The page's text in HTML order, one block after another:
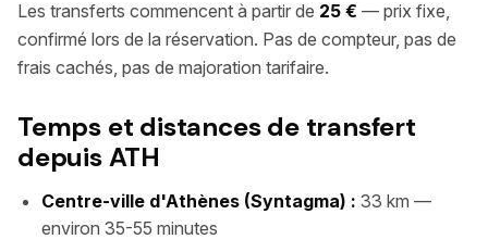
Les transferts commencent à partir de 25 € — prix fixe,
confirmé lors de la réservation. Pas de compteur, pas de
frais cachés, pas de majoration tarifaire.
Temps et distances de transfert
depuis ATH
Centre-ville d'Athènes (Syntagma) : 33 km —
environ 35-55 minutes